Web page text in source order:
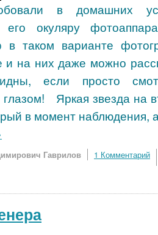
в домашних
его окуляру
в таком варианте
и на них даже можно
если просто
Яркая звезда на
в момент наблюдения,
Гаврилов 1 Комментарий